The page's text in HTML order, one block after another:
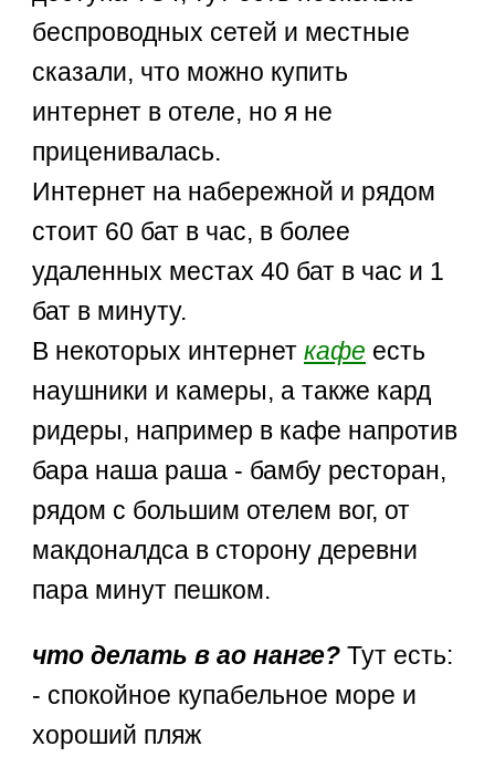
беспроводных сетей и местные
сказали, что можно купить
интернет в отеле, но я не
приценивалась.
Интернет на набережной и рядом
стоит 60 бат в час, в более
удаленных местах 40 бат в час и 1
бат в минуту.
В некоторых интернеткафе есть
наушники и камеры, а также кард
ридеры, например в кафе напротив
бара наша раша - бамбу ресторан,
рядом с большим отелем вог, от
макдоналдса в сторону деревни
пара минут пешком.
что делать в ао нанге? Тут есть:
- спокойное купабельное море и
хороший пляж